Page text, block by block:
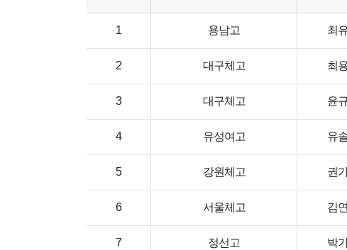
1 용남고 최
2 대구체고 최
3 대구체고 윤
4 유성여고 유
5 강원체고 권
6 서울체고 김
7 정선고 박